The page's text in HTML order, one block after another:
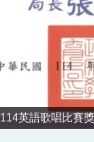
114英語歌唱比賽